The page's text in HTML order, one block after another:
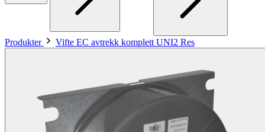
Produkter Vifte EC avtrekk komplett UNI2 Res